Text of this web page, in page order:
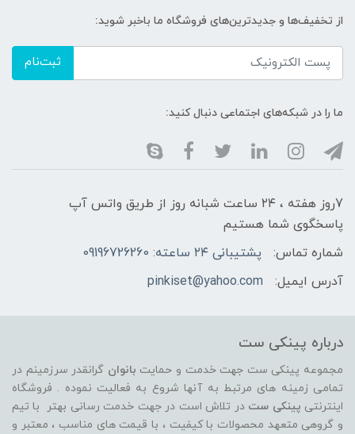
از تخفیف‌ها و جدیدترین‌های فروشگاه ما باخبر شوید:
ثبت‌نام
ما را در شبکه‌های اجتماعی دنبال کنید:
7روز هفته ، ۲۴ ساعت شبانه‌ روز از طریق واتس آپ
پاسخگوی شما هستیم
شماره تماس:
پشتیبانی ۲۴ ساعته: 09196726260
آدرس ایمیل:
pinkiset@yahoo.com
درباره پینکی ست
مجموعه پینکی ست جهت خدمت و حمایت بانوان گرانقدر سرزمینم در
تمامی زمینه های مرتبط به آنها شروع به فعالیت نموده . فروشگاه
اینترنتی پینکی ست در تلاش است در جهت خدمت رسانی بهتر با تیم
و گروهی متعهد محصولات با کیفیت ، با قیمت های مناسب ، معتبر و